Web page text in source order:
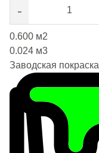
-
0.600 м2
0.024 м3
Заводская покраска